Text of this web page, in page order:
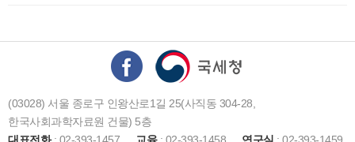
(03028) 서울 종로구 인왕산로1길 25(사직동 304-28,
한국사회과학자료원 건물) 5층